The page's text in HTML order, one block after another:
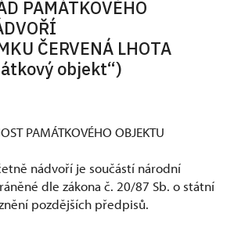
PAMÁTKOVÉHO
ČERVENÁ LHOTA
objekt“)
PAMÁTKOVÉHO OBJEKTU
nádvoří je součástí národní
dle zákona č. 20/87 Sb. o státní
pozdějších předpisů.